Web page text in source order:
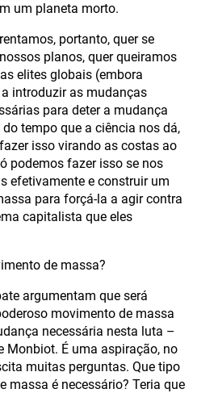
um planeta morto.
portanto, quer se
planos, quer queiramos
elites globais (embora
introduzir as mudanças
para deter a mudança
tempo que a ciência nos dá,
isso virando as costas ao
podemos fazer isso se nos
efetivamente e construir um
para forçá-la a agir contra
capitalista que eles
de massa?
argumentam que será
movimento de massa
necessária nesta luta –
Monbiot. É uma aspiração, no
muitas perguntas. Que tipo
massa é necessário? Teria que